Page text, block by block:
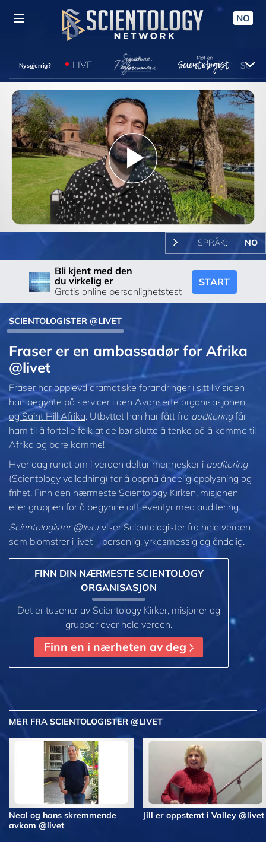
NO
Nysgjerrig? LIVE
Play
Video
SPRÅK: NO
Bli kjent med den
du virkelig er
Gratis online personlighetstest
START
SCIENTOLOGISTER @LIVET
Fraser er en ambassadør for Afrika
@livet
Fraser har opplevd dramatiske forandringer i sitt liv siden
han begynte på servicer i den Avanserte organisasjonen
og Saint Hill Afrika. Utbyttet han har fått fra auditeringfår
ham til å fortelle folk at de bør slutte å tenke på å komme til
Afrika og bare komme!
Hver dag rundt om i verden deltar mennesker i auditering
(Scientology veiledning) for å oppnå åndelig opplysning og
frihet. Finn den nærmeste Scientology Kirken, misjonen
eller gruppen for å begynne ditt eventyr med auditering.
Scientologister @livetviser Scientologister fra hele verden
som blomstrer i livet – personlig, yrkesmessig og åndelig.
FINN DIN NÆRMESTE SCIENTOLOGY
ORGANISASJON
Det er tusener av Scientology Kirker, misjoner og
grupper over hele verden.
Finn en i nærheten av deg
MER FRA SCIENTOLOGISTER @LIVET
Neal og hans skremmende
avkom @livet
Jill er oppstemt i Valley @livet